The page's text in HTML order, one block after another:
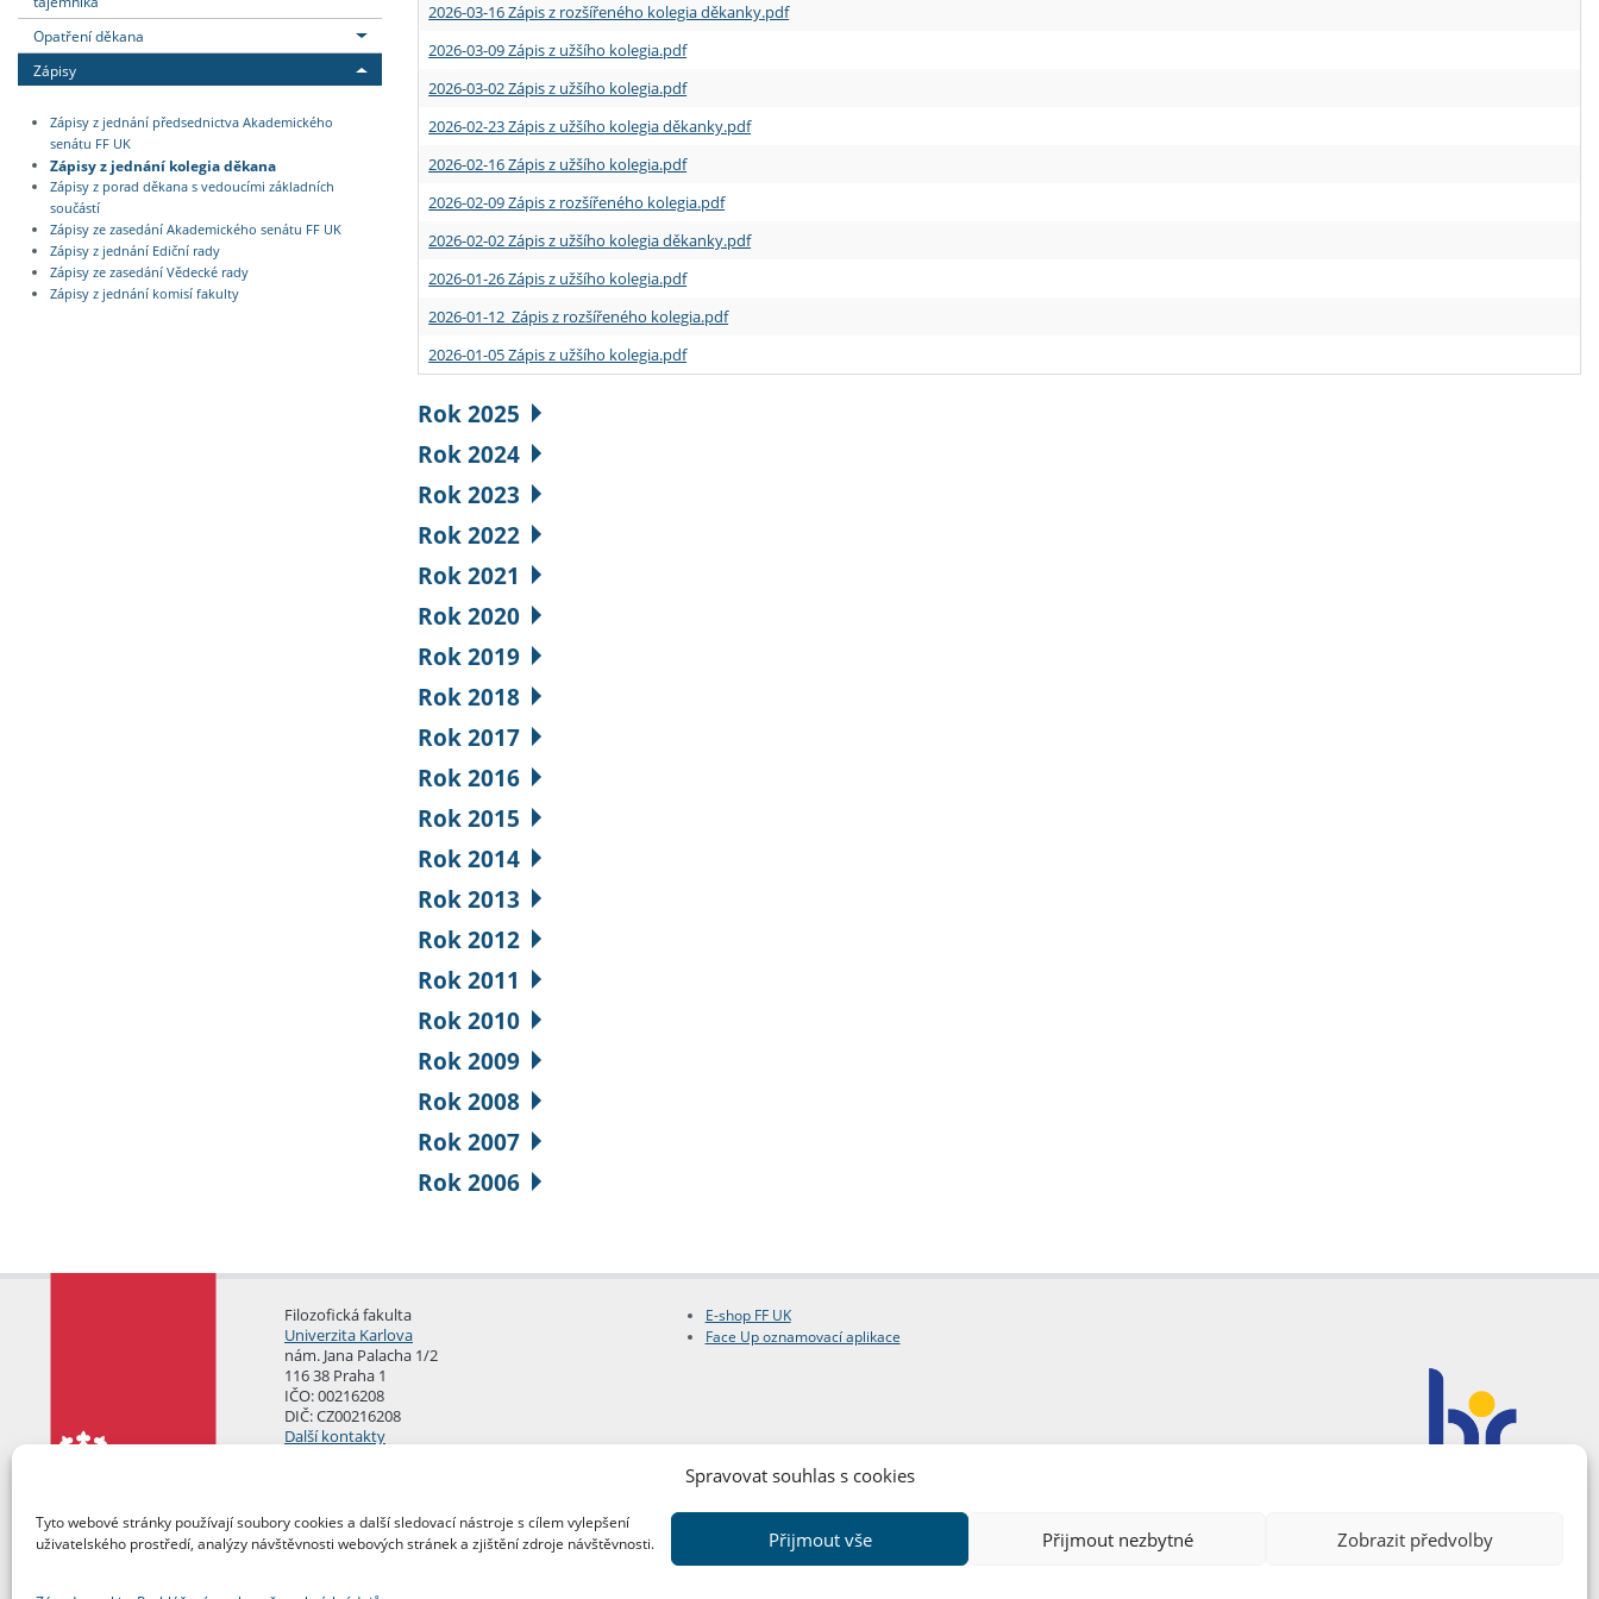
Spravovat souhlas s cookies
Tyto webové stránky používají soubory cookies a další sledovací nástroje s cílem vylepšení
uživatelského prostředí, analýzy návštěvnosti webových stránek a zjištění zdroje návštěvnosti.
Přijmout vše Přijmout nezbytné Zobrazit předvolby
Opatření děkana
Zápisy
Zápisy z jednání předsednictva Akademického
senátu FF UK
Zápisy z jednání kolegia děkana
Zápisy z porad děkana s vedoucími základních
součástí
Zápisy ze zasedání Akademického senátu FF UK
Zápisy z jednání Ediční rady
Zápisy ze zasedání Vědecké rady
Zápisy z jednání komisí fakulty
2026-03-16 Zápis z rozšířeného kolegia děkanky.pdf
2026-03-09 Zápis z užšího kolegia.pdf
2026-03-02 Zápis z užšího kolegia.pdf
2026-02-23 Zápis z užšího kolegia děkanky.pdf
2026-02-16 Zápis z užšího kolegia.pdf
2026-02-09 Zápis z rozšířeného kolegia.pdf
2026-02-02 Zápis z užšího kolegia děkanky.pdf
2026-01-26 Zápis z užšího kolegia.pdf
2026-01-12 Zápis z rozšířeného kolegia.pdf
2026-01-05 Zápis z užšího kolegia.pdf
Rok 2025
Rok 2024
Rok 2023
Rok 2022
Rok 2021
Rok 2020
Rok 2019
Rok 2018
Rok 2017
Rok 2016
Rok 2015
Rok 2014
Rok 2013
Rok 2012
Rok 2011
Rok 2010
Rok 2009
Rok 2008
Rok 2007
Rok 2006
Filozofická fakulta
Univerzita Karlova
nám. Jana Palacha 1/2
116 38 Praha 1
IČO: 00216208
DIČ: CZ00216208
Další kontakty
E-shop FF UK
Face Up oznamovací aplikace